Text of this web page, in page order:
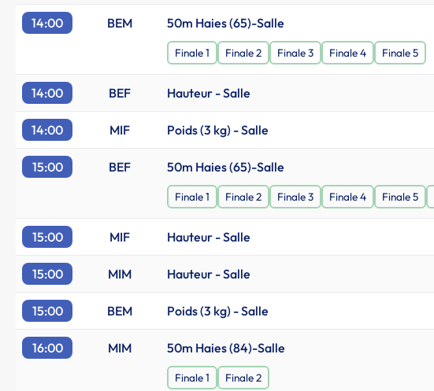
14:00 BEM 50m Haies (65)-Salle
Finale 1 Finale 2 Finale 3 Finale 4 Finale 5
14:00 BEF Hauteur - Salle
14:00 MIF Poids (3 kg) - Salle
15:00 BEF 50m Haies (65)-Salle
Finale 1 Finale 2 Finale 3 Finale 4 Finale 5
15:00 MIF Hauteur - Salle
15:00 MIM Hauteur - Salle
15:00 BEM Poids (3 kg) - Salle
16:00 MIM 50m Haies (84)-Salle
Finale 1 Finale 2